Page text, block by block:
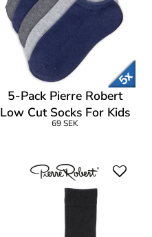
5-Pack Pierre Robert
Low Cut Socks For Kids
69 SEK